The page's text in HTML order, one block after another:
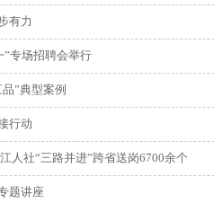
有力
”专场招聘会举行
”典型案例
行动
人社“三路并进”跨省送岗6700余个
题讲座